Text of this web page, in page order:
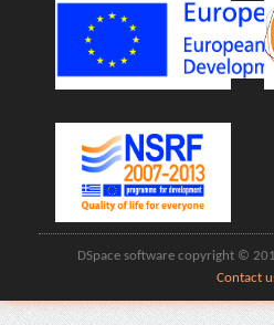
DSpace software copyright ©
Contact